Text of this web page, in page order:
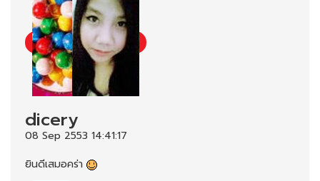
dicery
08 Sep 2553 14:41:17
ยินดีเสมอคร่า